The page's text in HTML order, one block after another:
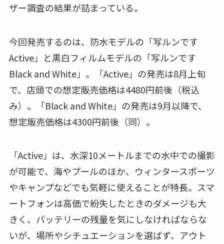
ザー調査の結果が詰まっている。
今回発売するのは、防水モデルの「写ルンです
Active」と黒白フィルムモデルの「写ルンです
Black and White」。「Active」の発売は8月上旬
で、店頭での想定販売価格は4480円前後（税込
み）。「Black and White」の発売は9月以降で、
想定販売価格は4300円前後（同）。
「Active」は、水深10メートルまでの水中での撮影
が可能で、海やプールのほか、ウィンタースポーツ
やキャンプなどでも気軽に使えることが特長。スマ
ートフォンは高価で紛失したときのダメージも大
きく、バッテリーの残量を気にしなければならな
いが、場所やシチュエーションを選ばず、アウト